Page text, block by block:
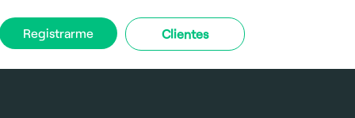
Registrarme Clientes